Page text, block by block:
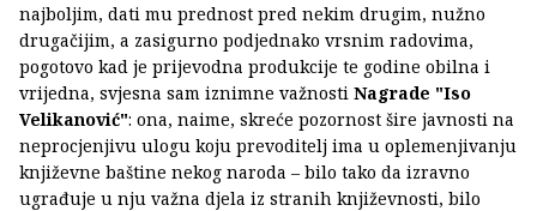
najboljim, dati mu prednost pred nekim drugim, nužno
drugačijim, a zasigurno podjednako vrsnim radovima,
pogotovo kad je prijevodna produkcije te godine obilna i
vrijedna, svjesna sam iznimne važnosti Nagrade "Iso
Velikanović": ona, naime, skreće pozornost šire javnosti na
neprocjenjivu ulogu koju prevoditelj ima u oplemenjivanju
književne baštine nekog naroda – bilo tako da izravno
ugrađuje u nju važna djela iz stranih književnosti, bilo